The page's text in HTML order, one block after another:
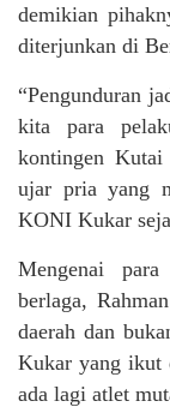
demikian
diterjunkan di
“Pengunduran
kita para
kontingen Kutai
ujar pria yang
KONI Kukar
Mengenai
berlaga,
daerah dan
Kukar yang ikut
ada lagi atlet